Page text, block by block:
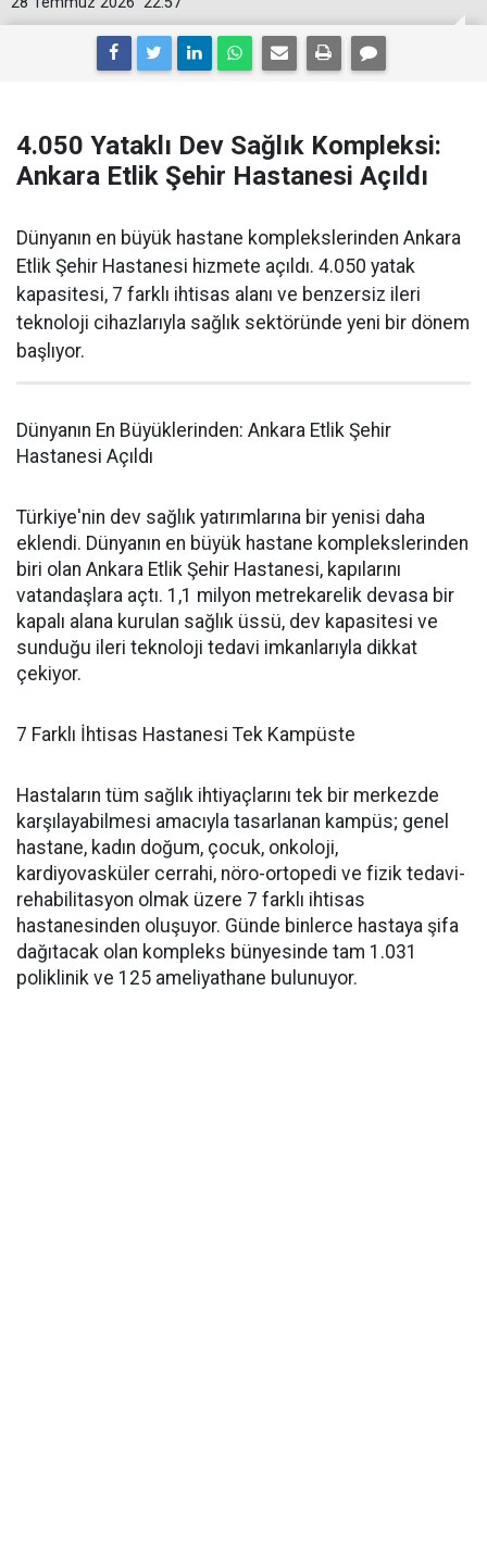
4.050 Yataklı Dev Sağlık Kompleksi:
Ankara Etlik Şehir Hastanesi Açıldı
Dünyanın en büyük hastane komplekslerinden Ankara
Etlik Şehir Hastanesi hizmete açıldı. 4.050 yatak
kapasitesi, 7 farklı ihtisas alanı ve benzersiz ileri
teknoloji cihazlarıyla sağlık sektöründe yeni bir dönem
başlıyor.
Dünyanın En Büyüklerinden: Ankara Etlik Şehir
Hastanesi Açıldı
Türkiye'nin dev sağlık yatırımlarına bir yenisi daha
eklendi. Dünyanın en büyük hastane komplekslerinden
biri olan Ankara Etlik Şehir Hastanesi, kapılarını
vatandaşlara açtı. 1,1 milyon metrekarelik devasa bir
kapalı alana kurulan sağlık üssü, dev kapasitesi ve
sunduğu ileri teknoloji tedavi imkanlarıyla dikkat
çekiyor.
7 Farklı İhtisas Hastanesi Tek Kampüste
Hastaların tüm sağlık ihtiyaçlarını tek bir merkezde
karşılayabilmesi amacıyla tasarlanan kampüs; genel
hastane, kadın doğum, çocuk, onkoloji,
kardiyovasküler cerrahi, nöro-ortopedi ve fizik tedavi-
rehabilitasyon olmak üzere 7 farklı ihtisas
hastanesinden oluşuyor. Günde binlerce hastaya şifa
dağıtacak olan kompleks bünyesinde tam 1.031
poliklinik ve 125 ameliyathane bulunuyor.